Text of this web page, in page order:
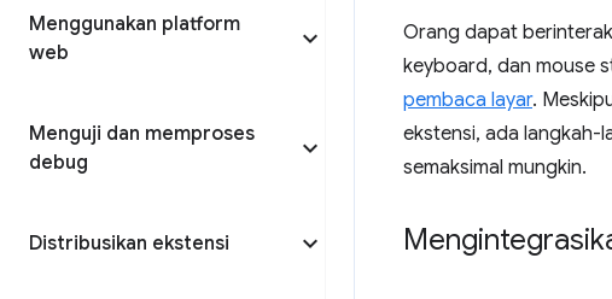
Menggunakan platform
web
Menguji dan memproses
debug
Distribusikan ekstensi
Orang dapat
keyboard, dan mouse
pembaca layar.
ekstensi, ada langkah-
semaksimal mungkin.